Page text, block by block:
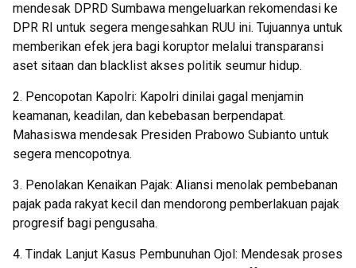
mendesak DPRD Sumbawa mengeluarkan rekomendasi ke
DPR RI untuk segera mengesahkan RUU ini. Tujuannya untuk
memberikan efek jera bagi koruptor melalui transparansi
aset sitaan dan blacklist akses politik seumur hidup.
2. Pencopotan Kapolri: Kapolri dinilai gagal menjamin
keamanan, keadilan, dan kebebasan berpendapat.
Mahasiswa mendesak Presiden Prabowo Subianto untuk
segera mencopotnya.
3. Penolakan Kenaikan Pajak: Aliansi menolak pembebanan
pajak pada rakyat kecil dan mendorong pemberlakuan pajak
progresif bagi pengusaha.
4. Tindak Lanjut Kasus Pembunuhan Ojol: Mendesak proses